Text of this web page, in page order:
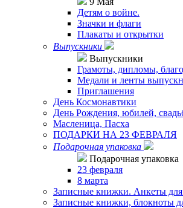
Детям о войне.
Значки и флаги
Плакаты и открытки
Выпускники
Выпускники
Грамоты, дипломы,
Медали и ленты
Приглашения
День Космонавтики
День Рождения, юбилей,
Масленица, Пасха
ПОДАРКИ НА 23 ФЕВРАЛЯ
Подарочная упаковка
Подарочная упаковка
23 февраля
8 марта
Записные книжки. Анкеты
Записные книжки, блокноты